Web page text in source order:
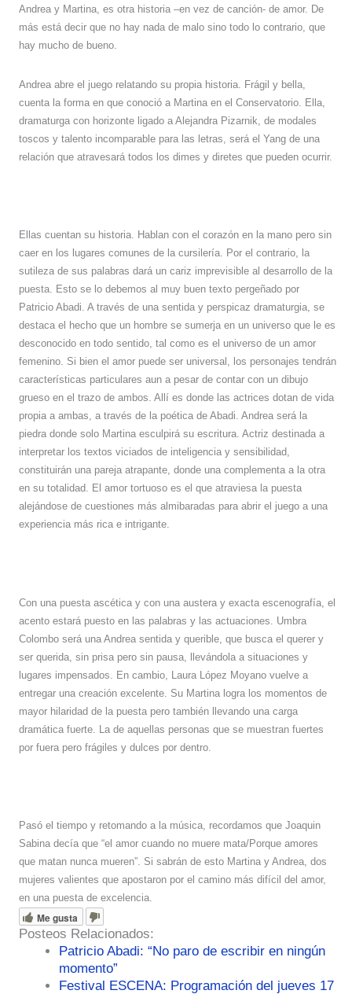
Andrea y Martina, es otra historia –en vez de canción- de amor. De
más está decir que no hay nada de malo sino todo lo contrario, que
hay mucho de bueno.
Andrea abre el juego relatando su propia historia. Frágil y bella,
cuenta la forma en que conoció a Martina en el Conservatorio. Ella,
dramaturga con horizonte ligado a Alejandra Pizarnik, de modales
toscos y talento incomparable para las letras, será el Yang de una
relación que atravesará todos los dimes y diretes que pueden ocurrir.
Ellas cuentan su historia. Hablan con el corazón en la mano pero sin
caer en los lugares comunes de la cursilería. Por el contrario, la
sutileza de sus palabras dará un cariz imprevisible al desarrollo de la
puesta. Esto se lo debemos al muy buen texto pergeñado por
Patricio Abadi. A través de una sentida y perspicaz dramaturgia, se
destaca el hecho que un hombre se sumerja en un universo que le es
desconocido en todo sentido, tal como es el universo de un amor
femenino. Si bien el amor puede ser universal, los personajes tendrán
características particulares aun a pesar de contar con un dibujo
grueso en el trazo de ambos. Allí es donde las actrices dotan de vida
propia a ambas, a través de la poética de Abadi. Andrea será la
piedra donde solo Martina esculpirá su escritura. Actriz destinada a
interpretar los textos viciados de inteligencia y sensibilidad,
constituirán una pareja atrapante, donde una complementa a la otra
en su totalidad. El amor tortuoso es el que atraviesa la puesta
alejándose de cuestiones más almibaradas para abrir el juego a una
experiencia más rica e intrigante.
Con una puesta ascética y con una austera y exacta escenografía, el
acento estará puesto en las palabras y las actuaciones. Umbra
Colombo será una Andrea sentida y querible, que busca el querer y
ser querida, sin prisa pero sin pausa, llevándola a situaciones y
lugares impensados. En cambio, Laura López Moyano vuelve a
entregar una creación excelente. Su Martina logra los momentos de
mayor hilaridad de la puesta pero también llevando una carga
dramática fuerte. La de aquellas personas que se muestran fuertes
por fuera pero frágiles y dulces por dentro.
Pasó el tiempo y retomando a la música, recordamos que Joaquin
Sabina decía que “el amor cuando no muere mata/Porque amores
que matan nunca mueren”. Si sabrán de esto Martina y Andrea, dos
mujeres valientes que apostaron por el camino más difícil del amor,
en una puesta de excelencia.
Me gusta
Posteos Relacionados:
Patricio Abadi: “No paro de escribir en ningún
momento”
Festival ESCENA: Programación del jueves 17